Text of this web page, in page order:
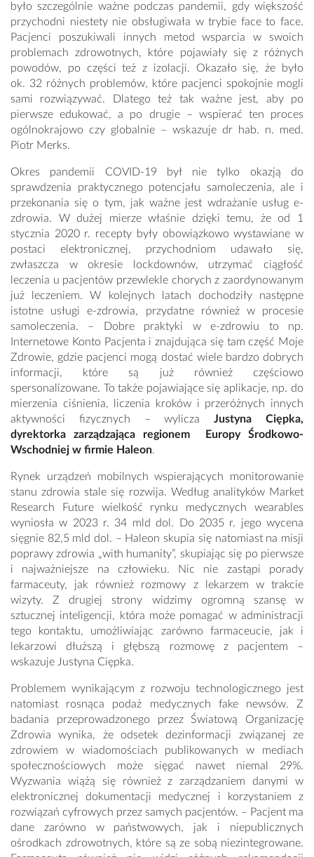
było szczególnie ważne podczas pandemii, gdy większość
przychodni niestety nie obsługiwała w trybie face to face.
Pacjenci poszukiwali innych metod wsparcia w swoich
problemach zdrowotnych, które pojawiały się z różnych
powodów, po części też z izolacji. Okazało się, że było
ok. 32 różnych problemów, które pacjenci spokojnie mogli
sami rozwiązywać. Dlatego też tak ważne jest, aby po
pierwsze edukować, a po drugie – wspierać ten proces
ogólnokrajowo czy globalnie – wskazuje dr hab. n. med.
Piotr Merks.
Okres pandemii COVID-19 był nie tylko okazją do
sprawdzenia praktycznego potencjału samoleczenia, ale i
przekonania się o tym, jak ważne jest wdrażanie usług e-
zdrowia. W dużej mierze właśnie dzięki temu, że od 1
stycznia 2020 r. recepty były obowiązkowo wystawiane w
postaci elektronicznej, przychodniom udawało się,
zwłaszcza w okresie lockdownów, utrzymać ciągłość
leczenia u pacjentów przewlekle chorych z zaordynowanym
już leczeniem. W kolejnych latach dochodziły następne
istotne usługi e-zdrowia, przydatne również w procesie
samoleczenia. – Dobre praktyki w e-zdrowiu to np.
Internetowe Konto Pacjenta i znajdująca się tam część Moje
Zdrowie, gdzie pacjenci mogą dostać wiele bardzo dobrych
informacji, które są już również częściowo
spersonalizowane. To także pojawiające się aplikacje, np. do
mierzenia ciśnienia, liczenia kroków i przeróżnych innych
aktywności fizycznych – wylicza Justyna Ciępka,
dyrektorka zarządzająca regionem Europy Środkowo-
Wschodniej w firmie Haleon.
Rynek urządzeń mobilnych wspierających monitorowanie
stanu zdrowia stale się rozwija. Według analityków Market
Research Future wielkość rynku medycznych wearables
wyniosła w 2023 r. 34 mld dol. Do 2035 r. jego wycena
sięgnie 82,5 mld dol. – Haleon skupia się natomiast na misji
poprawy zdrowia „with humanity”, skupiając się po pierwsze
i najważniejsze na człowieku. Nic nie zastąpi porady
farmaceuty, jak również rozmowy z lekarzem w trakcie
wizyty. Z drugiej strony widzimy ogromną szansę w
sztucznej inteligencji, która może pomagać w administracji
tego kontaktu, umożliwiając zarówno farmaceucie, jak i
lekarzowi dłuższą i głębszą rozmowę z pacjentem –
wskazuje Justyna Ciępka.
Problemem wynikającym z rozwoju technologicznego jest
natomiast rosnąca podaż medycznych fake newsów. Z
badania przeprowadzonego przez Światową Organizację
Zdrowia wynika, że odsetek dezinformacji związanej ze
zdrowiem w wiadomościach publikowanych w mediach
społecznościowych może sięgać nawet niemal 29%.
Wyzwania wiążą się również z zarządzaniem danymi w
elektronicznej dokumentacji medycznej i korzystaniem z
rozwiązań cyfrowych przez samych pacjentów. – Pacjent ma
dane zarówno w państwowych, jak i niepublicznych
ośrodkach zdrowotnych, które są ze sobą niezintegrowane.